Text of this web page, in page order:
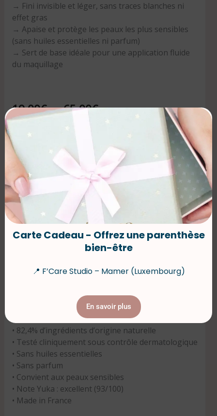
→ Fini invisible et léger, sans traces blanches ni
effet gras
→ Apaise et protège les peaux les plus sensibles
(sans huiles essentielles ni parfum)
→ Sert de base idéale pour une application fluide
du maquillage
19.00€–65.00€
Ajouter au panier
Informations complémentaires
•⁠ ⁠82,4% d’ingrédients d’origine naturelle
•⁠ ⁠Testé cliniquement sous contrôle dermatologique
•⁠ ⁠Sans huiles essentielles
•⁠ ⁠Sans parfum
•⁠ ⁠Convient aux peaux sensibles
•⁠ ⁠Note Yuka : excellent (93/100)
•⁠ ⁠Made in France
Carte Cadeau - Offrez une parenthèse
bien-être
📍 F’Care Studio – Mamer (Luxembourg)
En savoir plus